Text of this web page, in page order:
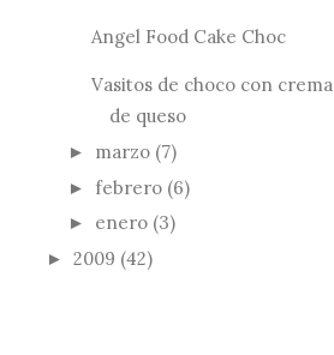
Angel Food Cake Choc
Vasitos de choco con crema
de queso
► marzo (7)
► febrero (6)
► enero (3)
► 2009 (42)